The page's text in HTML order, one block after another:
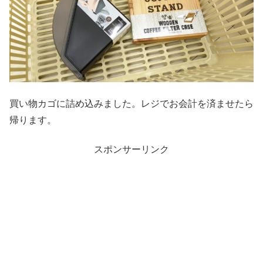
買い物カゴに詰め込みました。レジでお会計を済ませたら
帰ります。
スポンサーリンク